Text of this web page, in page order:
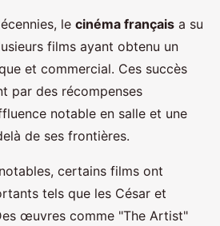
le cinéma français a su
films ayant obtenu un
et commercial. Ces succès
par des récompenses
notable en salle et une
de ses frontières.
certains films ont
tels que les César et
œuvres comme "The Artist"